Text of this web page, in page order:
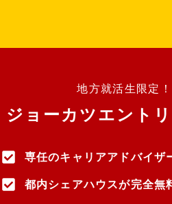
地方就活生限定！
ジョーカツエント
専任のキャリアアドバイザ
都内シェアハウスが完全無